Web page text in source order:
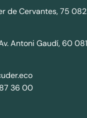
de Cervantes, 75
Antoni Gaudí, 60
36 00